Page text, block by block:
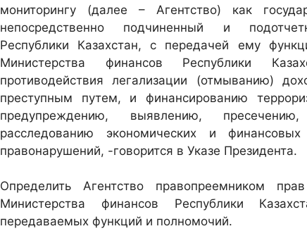
мониторингу (далее – Агентство) как
непосредственно подчиненный и
Республики Казахстан, с передачей ему
Министерства финансов Республики
противодействия легализации (отмыванию)
преступным путем, и финансированию
предупреждению, выявлению,
расследованию экономических и
правонарушений, -говорится в Указе Президента.
Определить Агентство правопреемником
Министерства финансов Республики
передаваемых функций и полномочий.